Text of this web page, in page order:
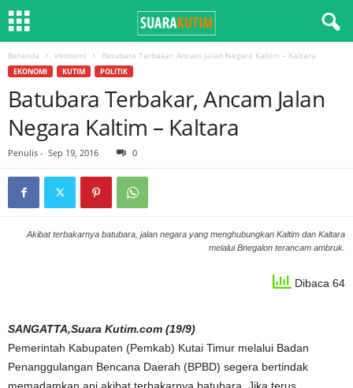
Beranda ekonomi Batubara Terbakar, Ancam Jalan Negara Kaltim – Kaltara
EKONOMI KUTIM POLITIK
Batubara Terbakar, Ancam Jalan
Negara Kaltim – Kaltara
Penulis - Sep 19, 2016 0
Akibat terbakarnya batubara, jalan negara yang menghubungkan Kaltim dan Kaltara
melalui Bnegalon terancam ambruk.
Dibaca 64
SANGATTA,Suara Kutim.com (19/9)
Pemerintah Kabupaten (Pemkab) Kutai Timur melalui Badan
Penanggulangan Bencana Daerah (BPBD) segera bertindak